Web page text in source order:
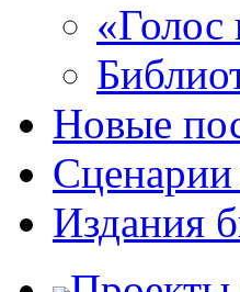
«Голос
Новые
Издания